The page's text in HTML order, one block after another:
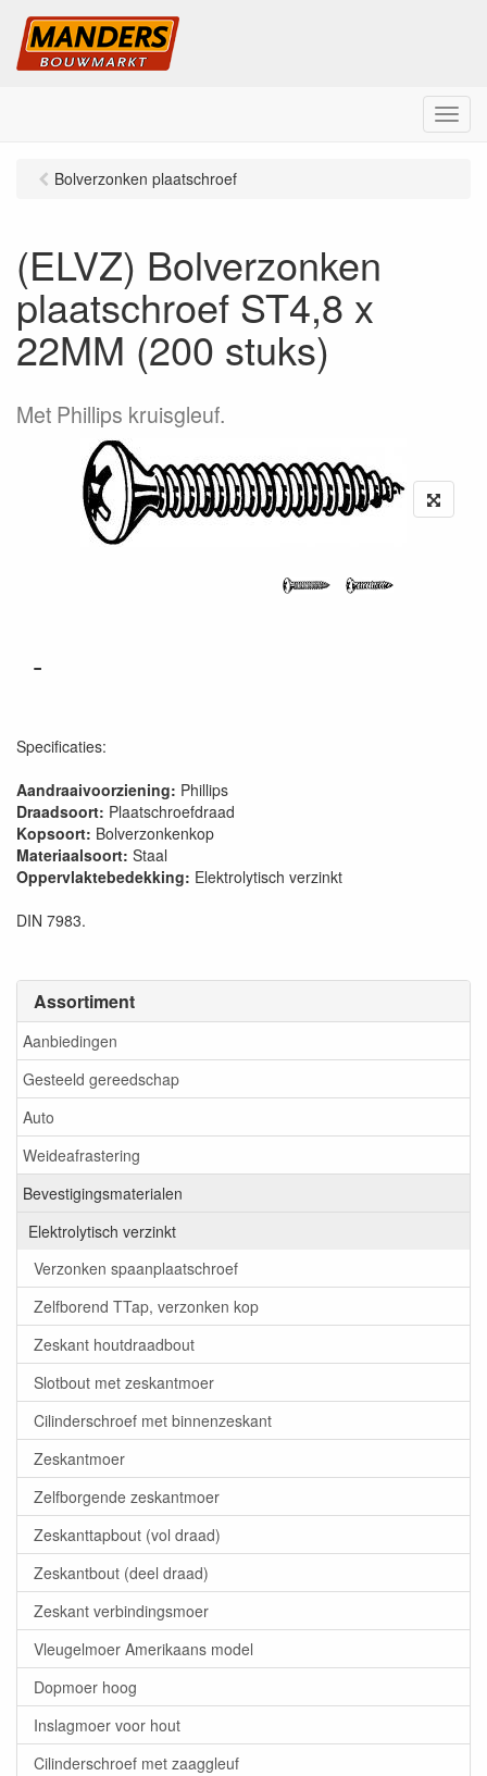
M
e
Assortiment
Aanbiedingen
Gesteeld gereedschap
Auto
Weideafrastering
Bevestigingsmaterialen
Elektrolytisch verzinkt
Verzonken spaanplaatschroef
Zelfborend TTap, verzonken kop
Zeskant houtdraadbout
Slotbout met zeskantmoer
Cilinderschroef met binnenzeskant
Zeskantmoer
Zelfborgende zeskantmoer
Zeskanttapbout (vol draad)
Zeskantbout (deel draad)
Zeskant verbindingsmoer
Vleugelmoer Amerikaans model
Dopmoer hoog
Inslagmoer voor hout
Cilinderschroef met zaaggleuf
Bolverzonken plaatschroef
(ELVZ) Bolverzonken
plaatschroef ST4,8 x
22MM (200 stuks)
Met Phillips kruisgleuf.
-
Specificaties:
Aandraaivoorziening: Phillips
Draadsoort: Plaatschroefdraad
Kopsoort: Bolverzonkenkop
Materiaalsoort: Staal
Oppervlaktebedekking: Elektrolytisch verzinkt
DIN 7983.